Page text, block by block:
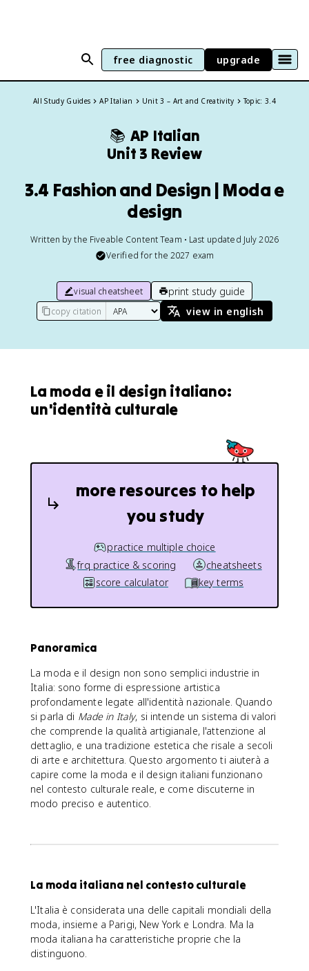
free diagnostic upgrade
All Study Guides AP Italian Unit 3 – Art and Creativity Topic: 3.4
📚 AP Italian
Unit 3 Review
3.4 Fashion and Design | Moda e
design
Written by the Fiveable Content Team • Last updated July 2026
Verified for the 2027 exam
visual cheatsheet print study guide
copy citation view in english
La moda e il design italiano:
un'identità culturale
more resources to help
you study
practice multiple choice
frq practice & scoring
cheatsheets
score calculator
key terms
Panoramica
La moda e il design non sono semplici industrie in
Italia: sono forme di espressione artistica
profondamente legate all'identità nazionale. Quando
si parla di Made in Italy, si intende un sistema di valori
che comprende la qualità artigianale, l'attenzione al
dettaglio, e una tradizione estetica che risale a secoli
di arte e architettura. Questo argomento ti aiuterà a
capire come la moda e il design italiani funzionano
nel contesto culturale reale, e come discuterne in
modo preciso e autentico.
La moda italiana nel contesto culturale
L'Italia è considerata una delle capitali mondiali della
moda, insieme a Parigi, New York e Londra. Ma la
moda italiana ha caratteristiche proprie che la
distinguono.